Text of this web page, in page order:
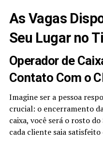
As Vagas
Seu Lugar no
Operador de
Contato Com o
Imagine ser a pessoa
crucial: o encerramento
caixa, você será o rosto
cada cliente saia